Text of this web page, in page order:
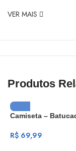
VER MAIS
Produtos
Camiseta –
R$ 69,99